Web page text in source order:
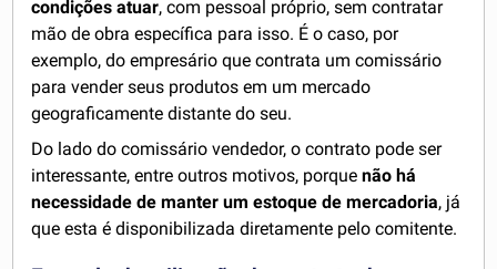
condições atuar, com pessoal próprio, sem contratar
mão de obra específica para isso. É o caso, por
exemplo, do empresário que contrata um comissário
para vender seus produtos em um mercado
geograficamente distante do seu.
Do lado do comissário vendedor, o contrato pode ser
interessante, entre outros motivos, porquenão há
necessidade de manter um estoque de mercadoria, já
que esta é disponibilizada diretamente pelo comitente.